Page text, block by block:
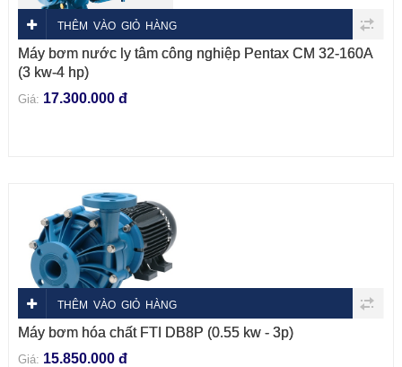
THÊM VÀO GIỎ HÀNG
Máy bơm nước ly tâm công nghiệp Pentax CM 32-160A
(3 kw-4 hp)
Giá: 17.300.000 đ
THÊM VÀO GIỎ HÀNG
Máy bơm hóa chất FTI DB8P (0.55 kw - 3p)
Giá: 15.850.000 đ